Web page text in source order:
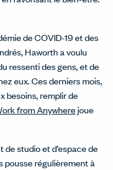
de COVID-19 et des
Haworth a voulu
ressenti des gens, et de
eux. Ces derniers mois,
besoins, remplir de
from Anywherejoue
studio et d’espace de
pousse régulièrement à